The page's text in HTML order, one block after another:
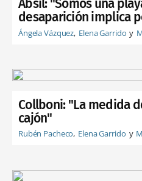
Absil: "Somos una
desaparición implica
Ángela Vázquez Elena Garrido
Collboni: "La medida
cajón"
Rubén Pacheco Elena Garrido